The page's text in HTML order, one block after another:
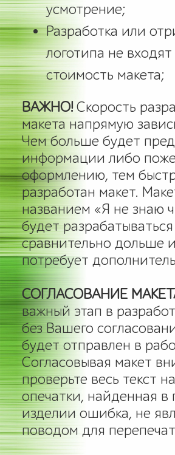
усмотрение;
Разработка или
логотипа не входят
стоимость макета;
ВАЖНО!Скорость
макета напрямую
Чем больше будет
информации либо
оформлению, тем
разработан макет.
названием «Я не знаю
будет разрабатываться
сравнительно дольше
потребует
СОГЛАСОВАНИЕ
важный этап в
без Вашего
будет отправлен в
Согласовывая макет
проверьте весь текст
опечатки, найденная в
изделии ошибка, не
поводом для